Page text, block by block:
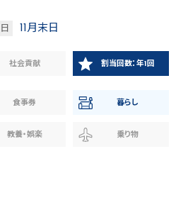
11月末日
社会貢献 割当回数：年1回
食事券 暮らし
教養・娯楽 乗り物